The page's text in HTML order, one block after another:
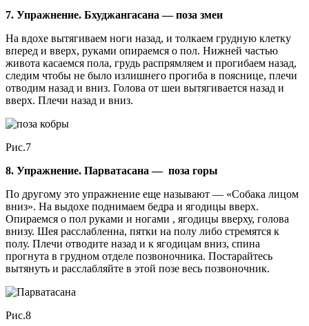
7. Упражнение. Бхуджангасана — поза змеи
На вдохе вытягиваем ноги назад, и толкаем грудную клетку
вперед и вверх, руками опираемся о пол. Нижней частью
живота касаемся пола, грудь распрямляем и прогибаем назад,
следим чтобы не было излишнего прогиба в пояснице, плечи
отводим назад и вниз. Голова от шеи вытягивается назад и
вверх. Плечи назад и вниз.
Рис.7
8. Упражнение. Парватасана — поза горы
По другому это упражнение еще называют — «Собака лицом
вниз». На выдохе поднимаем бедра и ягодицы вверх.
Опираемся о пол руками и ногами , ягодицы вверху, голова
внизу. Шея расслабленна, пятки на полу либо стремятся к
полу. Плечи отводите назад и к ягодицам вниз, спина
прогнута в грудном отделе позвоночника. Постарайтесь
вытянуть и расслабляйте в этой позе весь позвоночник.
Рис.8